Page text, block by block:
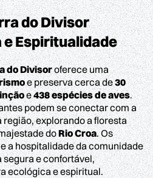
do Divisor
Espiritualidade
do Divisoroferece uma
e preserva cerca de30
e438 espécies de aves.
podem se conectar com a
explorando a floresta
doRio Croa. Os
a hospitalidade da comunidade
e confortável,
ecológica e espiritual.